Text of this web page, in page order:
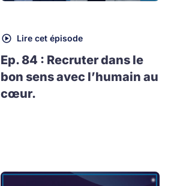
Lire cet épisode
Ep. 84 : Recruter dans le
bon sens avec l’humain au
cœur.